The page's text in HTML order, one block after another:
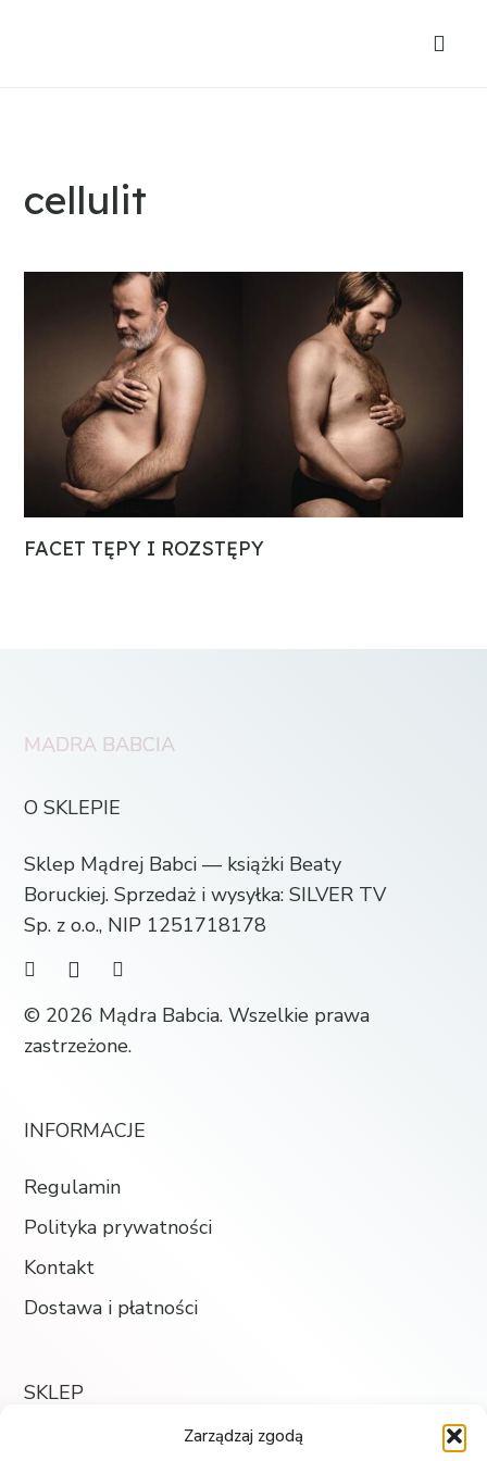
Zarządzaj zgodą
cellulit
FACET TĘPY I ROZSTĘPY
MĄDRA BABCIA
O SKLEPIE
Sklep Mądrej Babci — książki Beaty
Boruckiej. Sprzedaż i wysyłka: SILVER TV
Sp. z o.o., NIP 1251718178
© 2026 Mądra Babcia. Wszelkie prawa
zastrzeżone.
INFORMACJE
Regulamin
Polityka prywatności
Kontakt
Dostawa i płatności
SKLEP